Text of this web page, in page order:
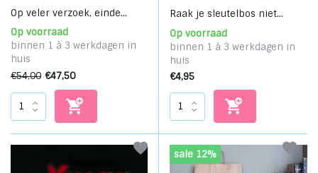
Op veler verzoek, einde...
Op voorraad
binnen 1 à 3 werkdagen in
huis
€54,00 €47,50
Raak je sleutelbos niet...
Op voorraad
binnen 1 à 3 werkdagen in
huis
€4,95
sale 12%